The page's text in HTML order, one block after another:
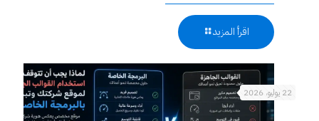
اقرأ المزيد
22 يوليو، 2026